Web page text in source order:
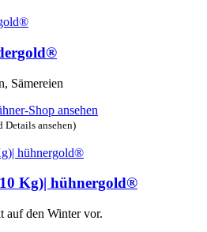
Sämereien
Shop ansehen
Details ansehen)
Kg)| hühnergold®
auf den Winter vor.